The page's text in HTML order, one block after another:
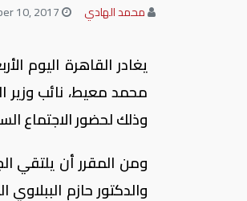
محمد الهادي
يغادر القاهرة اليوم
محمد معيط، نائب وزير
وذلك لحضور الاجتماع
ومن المقرر أن يلتقي
والدكتور حازم